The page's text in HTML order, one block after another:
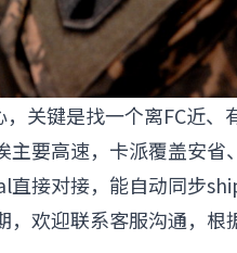
关键是找一个离FC近
要高速，卡派覆盖安省
直接对接，能自动同步
欢迎联系客服沟通，根